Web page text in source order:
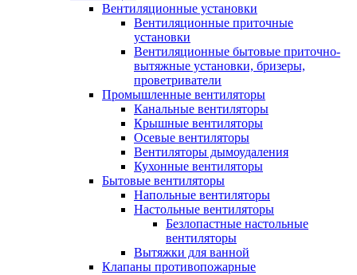
Вентиляционные установки
Вентиляционные приточные
установки
Вентиляционные бытовые приточно-
вытяжные установки, бризеры,
проветриватели
Промышленные вентиляторы
Канальные вентиляторы
Крышные вентиляторы
Осевые вентиляторы
Вентиляторы дымоудаления
Кухонные вентиляторы
Бытовые вентиляторы
Напольные вентиляторы
Настольные вентиляторы
Безлопастные настольные
вентиляторы
Вытяжки для ванной
Клапаны противопожарные